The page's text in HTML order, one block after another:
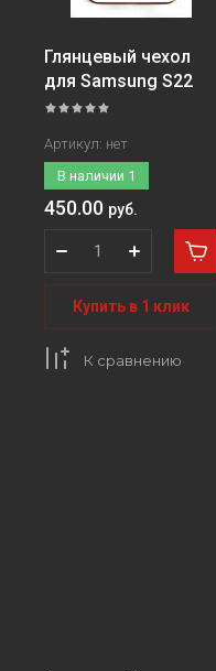
Глянцевый чехол
для Samsung S22
Артикул: нет
В наличии 1
450.00 руб.
Купить в 1 клик
К сравнению